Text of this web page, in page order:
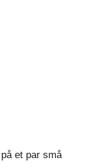
et par små